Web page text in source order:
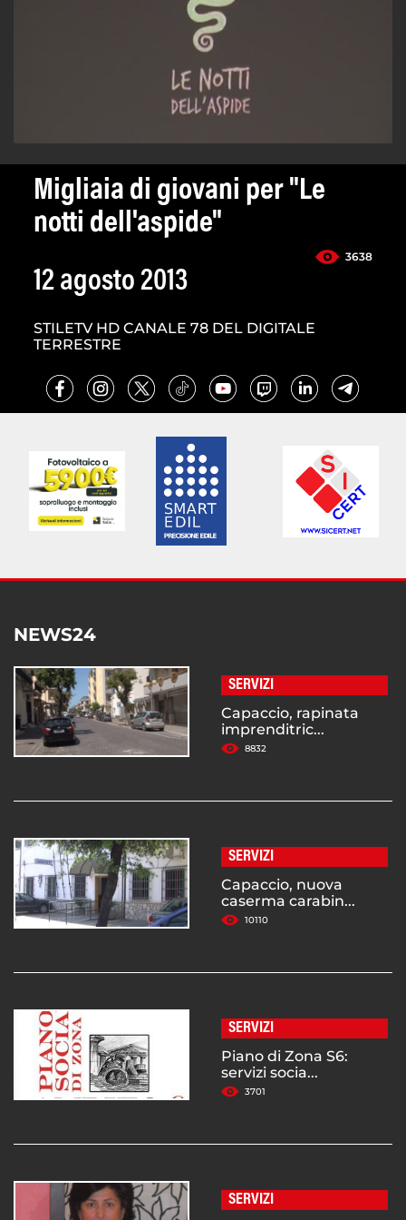
Migliaia di giovani per "Le
notti dell'aspide"
3638
12 agosto 2013
STILETV HD CANALE 78 DEL DIGITALE
TERRESTRE
NEWS24
SERVIZI
Capaccio, rapinata
imprenditric...
8832
SERVIZI
Capaccio, nuova
caserma carabin...
10110
SERVIZI
Piano di Zona S6:
servizi socia...
3701
SERVIZI